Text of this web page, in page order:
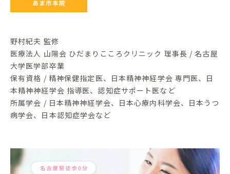
野村紀夫 監修
医療法人 山陽会 ひだまりこころクリニック 理事長 / 名古屋
大学医学部卒業
保有資格 / 精神保健指定医、日本精神神経学会 専門医、日
本精神神経学会 指導医、認知症サポート医など
所属学会 / 日本精神神経学会、日本心療内科学会、日本うつ
病学会、日本認知症学会など